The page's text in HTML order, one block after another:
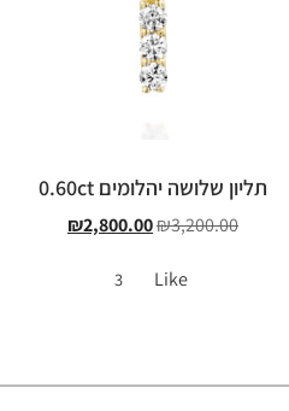
תליון שלושה יהלומים 0.60ct
₪3,200.00
₪2,800.00
Like
3